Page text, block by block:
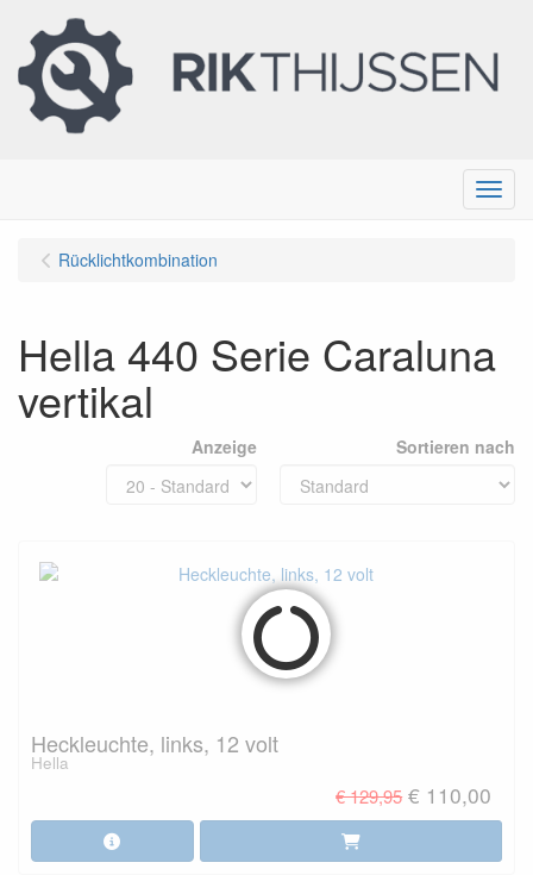
Menu
Rücklichtkombination
Hella 440 Serie Caraluna
vertikal
Anzeige Sortieren nach
Heckleuchte, links, 12 volt
Hella
€ 129,95 € 110,00